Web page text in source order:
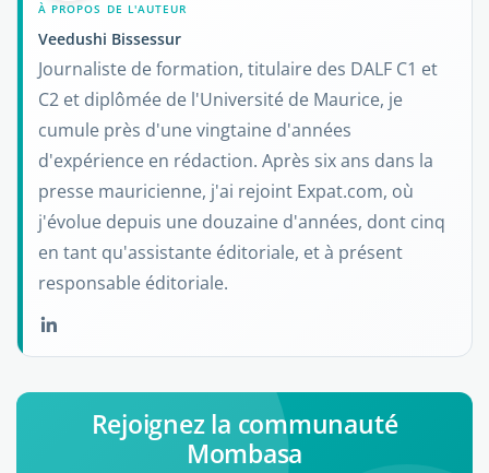
À PROPOS DE L'AUTEUR
Veedushi Bissessur
Journaliste de formation, titulaire des DALF C1 et
C2 et diplômée de l'Université de Maurice, je
cumule près d'une vingtaine d'années
d'expérience en rédaction. Après six ans dans la
presse mauricienne, j'ai rejoint Expat.com, où
j'évolue depuis une douzaine d'années, dont cinq
en tant qu'assistante éditoriale, et à présent
responsable éditoriale.
Rejoignez la communauté
Mombasa